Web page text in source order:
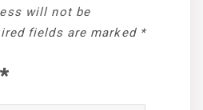
will not be
fields are marked *
*